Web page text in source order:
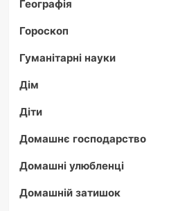
Географія
Гороскоп
Гуманітарні науки
Дім
Діти
Домашнє господарство
Домашні улюбленці
Домашній затишок